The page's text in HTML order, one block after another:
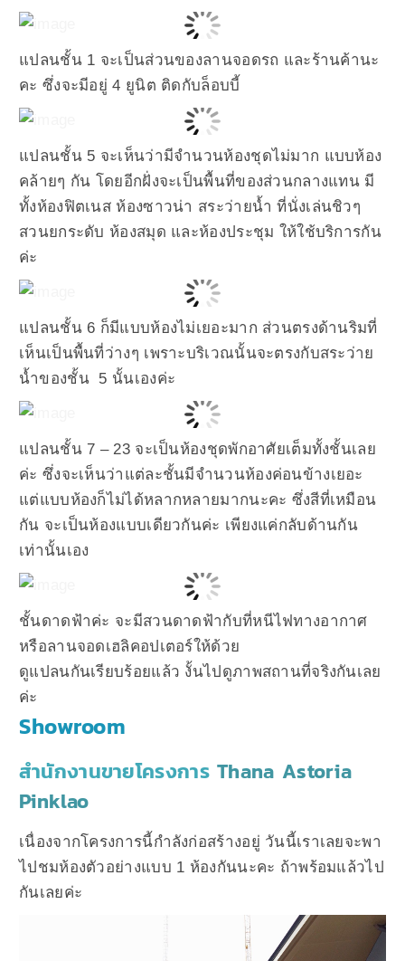
แปลนชั้น 1 จะเป็นส่วนของลานจอดรถ และร้านค้านะ
คะ ซึ่งจะมีอยู่ 4 ยูนิต ติดกับล็อบบี้
แปลนชั้น 5 จะเห็นว่ามีจำนวนห้องชุดไม่มาก แบบห้อง
คล้ายๆ กัน โดยอีกฝั่งจะเป็นพื้นที่ของส่วนกลางแทน มี
ทั้งห้องฟิตเนส ห้องซาวน่า สระว่ายน้ำ ที่นั่งเล่นชิวๆ
สวนยกระดับ ห้องสมุด และห้องประชุม ให้ใช้บริการกัน
ค่ะ
แปลนชั้น 6 ก็มีแบบห้องไม่เยอะมาก ส่วนตรงด้านริมที่
เห็นเป็นพื้นที่ว่างๆ เพราะบริเวณนั้นจะตรงกับสระว่าย
น้ำของชั้น 5 นั้นเองค่ะ
แปลนชั้น 7 – 23 จะเป็นห้องชุดพักอาศัยเต็มทั้งชั้นเลย
ค่ะ ซึ่งจะเห็นว่าแต่ละชั้นมีจำนวนห้องค่อนข้างเยอะ
แต่แบบห้องก็ไม่ได้หลากหลายมากนะคะ ซึ่งสีที่เหมือน
กัน จะเป็นห้องแบบเดียวกันค่ะ เพียงแค่กลับด้านกัน
เท่านั้นเอง
ชั้นดาดฟ้าค่ะ จะมีสวนดาดฟ้ากับที่หนีไฟทางอากาศ
หรือลานจอดเฮลิคอปเตอร์ให้ด้วย
ดูแปลนกันเรียบร้อยแล้ว งั้นไปดูภาพสถานที่จริงกันเลย
ค่ะ
Showroom
สำนักงานขายโครงการThana Astoria
Pinklao
เนื่องจากโครงการนี้กำลังก่อสร้างอยู่ วันนี้เราเลยจะพา
ไปชมห้องตัวอย่างแบบ 1 ห้องกันนะคะ ถ้าพร้อมแล้วไป
กันเลยค่ะ